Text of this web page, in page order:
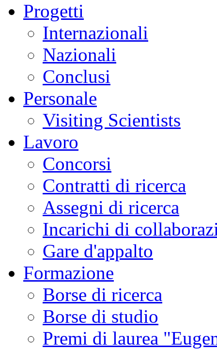
Progetti
Internazionali
Nazionali
Conclusi
Personale
Visiting Scientists
Lavoro
Concorsi
Contratti di ricerca
Assegni di ricerca
Incarichi di
Gare d'appalto
Formazione
Borse di ricerca
Borse di studio
Premi di laurea